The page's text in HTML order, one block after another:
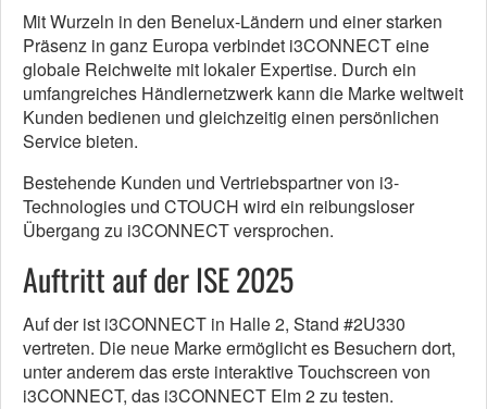
Mit Wurzeln in den Benelux-Ländern und einer starken
Präsenz in ganz Europa verbindet i3CONNECT eine
globale Reichweite mit lokaler Expertise. Durch ein
umfangreiches Händlernetzwerk kann die Marke weltweit
Kunden bedienen und gleichzeitig einen persönlichen
Service bieten.
Bestehende Kunden und Vertriebspartner von i3-
Technologies und CTOUCH wird ein reibungsloser
Übergang zu i3CONNECT versprochen.
Auftritt auf der ISE 2025
Auf der ist i3CONNECT in Halle 2, Stand #2U330
vertreten. Die neue Marke ermöglicht es Besuchern dort,
unter anderem das erste interaktive Touchscreen von
i3CONNECT, das i3CONNECT Elm 2 zu testen.